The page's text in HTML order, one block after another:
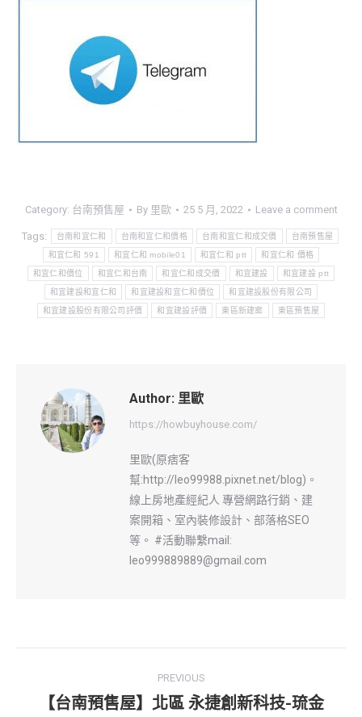
Category: 台南預售屋 By 里歐 25 5 月, 2022 Leave a comment
Tags: 台南和宜仁和 台南和宜仁和價格 台南和宜仁和成交價 台南預售屋
和宜仁和 591 和宜仁和 mobile01 和宜仁和 ptt 和宜仁和 價格
和宜仁和價位 和宜仁和台南 和宜仁和成交價 和宜建設 和宜建設 ptt
和宜建設和宜仁和 和宜建設和宜仁和價位 和宜建設股份有限公司
和宜建設股份有限公司評價 和宜建設評價 東區新建案 東區預售屋
Author: 里歐
https://howbuyhouse.com/
里歐(原痞客
幫:http://leo99988.pixnet.net/blog)。
線上房地產經紀人 專營網路行銷、建
案開箱、室內裝修設計、部落格SEO
等。 #活動聯繫mail:
leo999889889@gmail.com
navigation
PREVIOUS
Previous
【台南預售屋】北區 永捷創新科技-琉金